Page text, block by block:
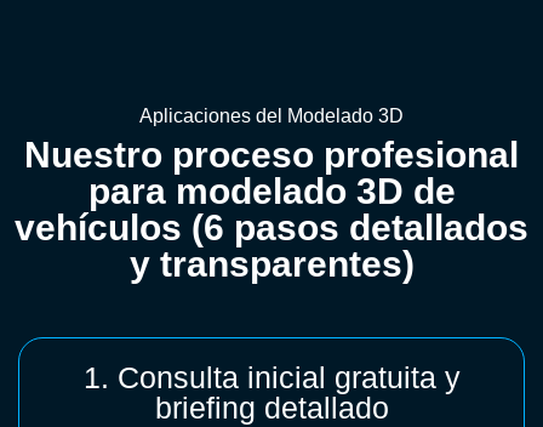
Aplicaciones del Modelado 3D
Nuestro proceso profesional
para modelado 3D de
vehículos (6 pasos detallados
y transparentes)
1. Consulta inicial gratuita y
briefing detallado